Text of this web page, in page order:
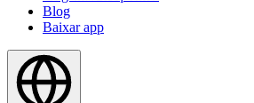
Blog
Baixar app